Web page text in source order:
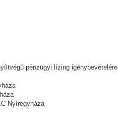
pénzügyi lízing igénybevételére
Nyíregyháza